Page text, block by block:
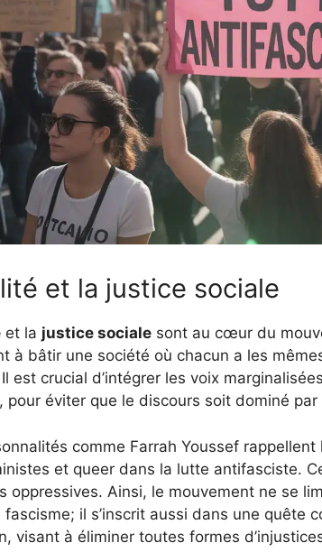
et la justice sociale
et la justice sociale sont au cœur du
à bâtir une société où chacun a les
est crucial d’intégrer les voix
pour éviter que le discours soit dominé
comme Farrah Youssef rappellent
et queer dans la lutte antifasciste.
oppressives. Ainsi, le mouvement ne se
fascisme; il s’inscrit aussi dans une quête
visant à éliminer toutes formes